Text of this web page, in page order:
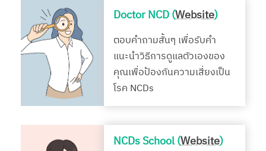
Doctor NCD (Website)
ตอบคำถามสั้นๆ เพื่อรับคำ
แนะนำวิธีการดูแลตัวเองของ
คุณเพื่อป้องกันความเสี่ยงเป็น
โรค NCDs
NCDs School (Website)